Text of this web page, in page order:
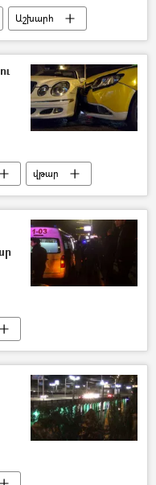
Աշխարհ
վթար